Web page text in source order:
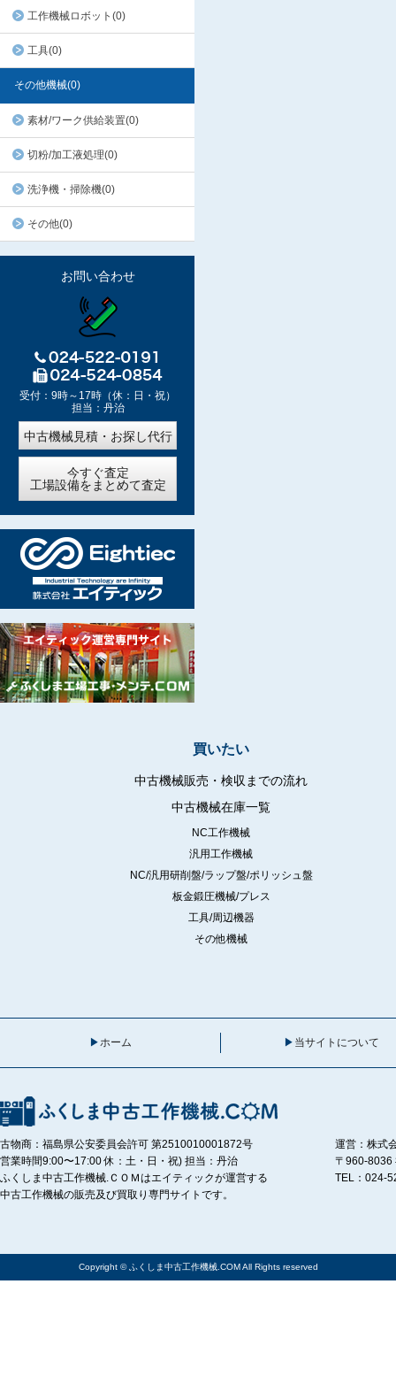
工作機械ロボット(0)
工具(0)
その他機械(0)
素材/ワーク供給装置(0)
切粉/加工液処理(0)
洗浄機・掃除機(0)
その他(0)
お問い合わせ
受付：9時～17時（休：日・祝）
担当：丹治
中古機械見積・お探し代行
今すぐ査定
工場設備をまとめて査定
買いたい
中古機械販売・検収までの流れ
中古機械在庫一覧
NC工作機械
汎用工作機械
NC/汎用研削盤/ラップ盤/ポリッシュ盤
板金鍛圧機械/プレス
工具/周辺機器
その他機械
ホーム 当サイトについて
古物商：福島県公安委員会許可 第2510010001872号
営業時間9:00〜17:00 休：土・日・祝) 担当：丹治
ふくしま中古工作機械.ＣＯＭはエイティックが運営する
中古工作機械の販売及び買取り専門サイトです。
運営：株式
〒960-8036
TEL：024-
Copyright © ふくしま中古工作機械.COM All Rights reserved